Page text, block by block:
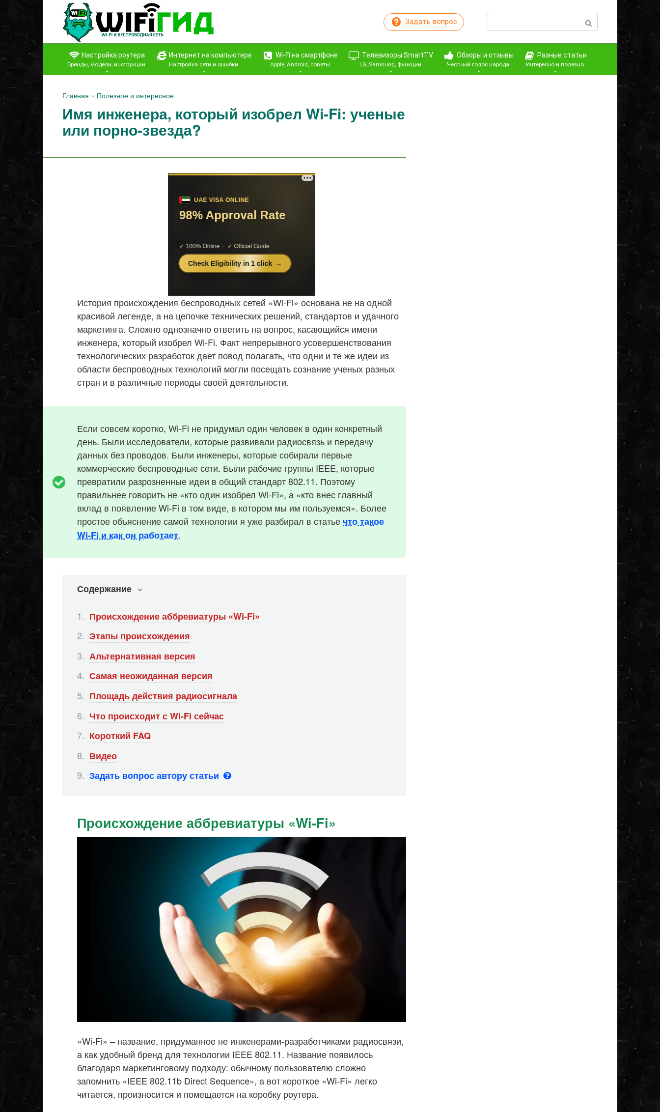
Перейти
контенту
Задать вопрос Поиск:
Настройка роутера
Бренды, модели, инструкции
Интернет на компьютере
Настройка сети и ошибки
Wi-Fi на смартфоне
Apple, Android, советы
Телевизоры SmartTV
LG, Samsung, функции
Обзоры и отзывы
Честный голос народа
Разные статьи
Интересно и полезно
Главная » Полезное и интересное
Имя инженера, который изобрел Wi-Fi: ученые
или порно-звезда?
История происхождения беспроводных сетей «Wi-Fi» основана не на одной
красивой легенде, а на цепочке технических решений, стандартов и удачного
маркетинга. Сложно однозначно ответить на вопрос, касающийся имени
инженера, который изобрел Wi-Fi. Факт непрерывного усовершенствования
технологических разработок дает повод полагать, что одни и те же идеи из
области беспроводных технологий могли посещать сознание ученых разных
стран и в различные периоды своей деятельности.
Если совсем коротко, Wi-Fi не придумал один человек в один конкретный
день. Были исследователи, которые развивали радиосвязь и передачу
данных без проводов. Были инженеры, которые собирали первые
коммерческие беспроводные сети. Были рабочие группы IEEE, которые
превратили разрозненные идеи в общий стандарт 802.11. Поэтому
правильнее говорить не «кто один изобрел Wi-Fi», а «кто внес главный
вклад в появление Wi-Fi в том виде, в котором мы им пользуемся». Более
простое объяснение самой технологии я уже разбирал в статьечто такое
Wi-Fi и как он работает.
Содержание
Происхождение аббревиатуры «Wi-Fi»
Этапы происхождения
Альтернативная версия
Самая неожиданная версия
Площадь действия радиосигнала
Что происходит с Wi-Fi сейчас
Короткий FAQ
Видео
Задать вопрос автору статьи
Происхождение аббревиатуры «Wi-Fi»
«Wi-Fi» – название, придуманное не инженерами-разработчиками радиосвязи,
а как удобный бренд для технологии IEEE 802.11. Название появилось
благодаря маркетинговому подходу: обычному пользователю сложно
запомнить «IEEE 802.11b Direct Sequence», а вот короткое «Wi-Fi» легко
читается, произносится и помещается на коробку роутера.